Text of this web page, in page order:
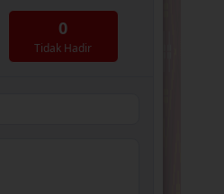
0
Tidak Hadir